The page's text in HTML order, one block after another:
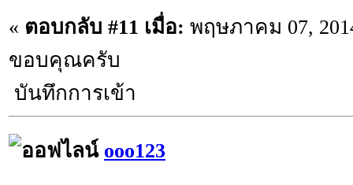
« ตอบกลับ #11 เมื่อ: พฤษภาคม 07,
ขอบคุณครับ
บันทึกการเข้า
ooo123